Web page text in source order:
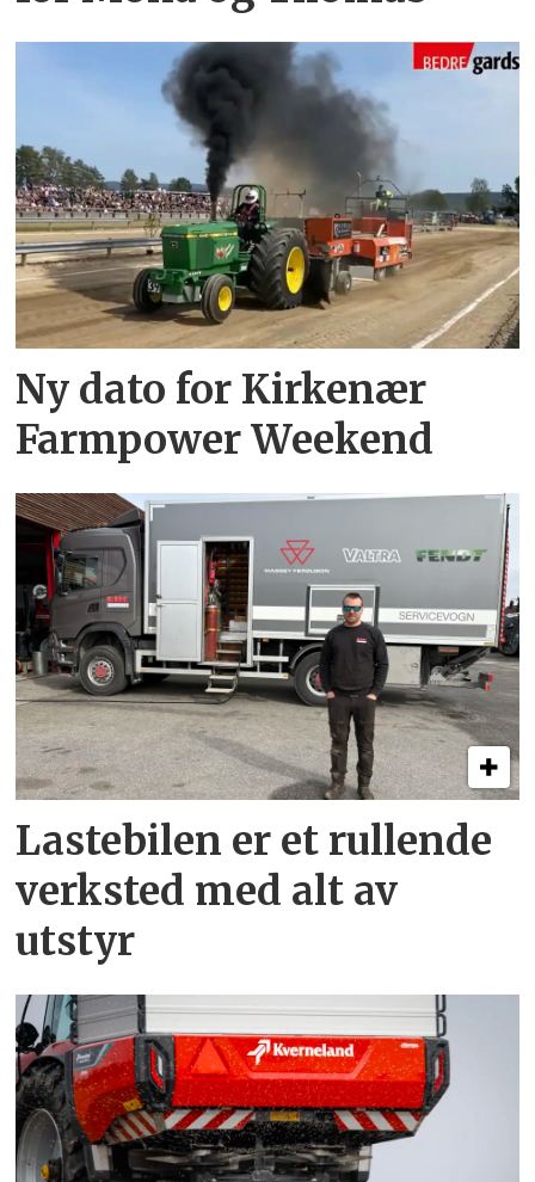
Ny dato for Kirkenær
Farmpower Weekend
Lastebilen er et rullende
verksted med alt av
utstyr